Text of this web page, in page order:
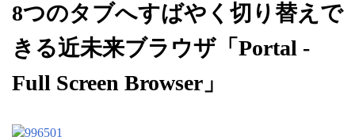
8つのタブへすばやく切り替えで
きる近未来ブラウザ「Portal -
Full Screen Browser」